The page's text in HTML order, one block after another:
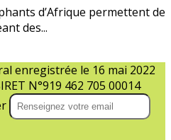
d’Afrique permettent de
des...
enregistrée le 16 mai 2022
N°919 462 705 00014